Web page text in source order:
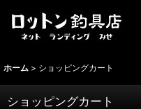
ホーム > ショッピングカート
ショッピングカート